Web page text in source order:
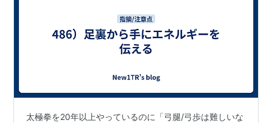
太極拳を20年以上やっているのに「弓腿/弓歩は難しいな